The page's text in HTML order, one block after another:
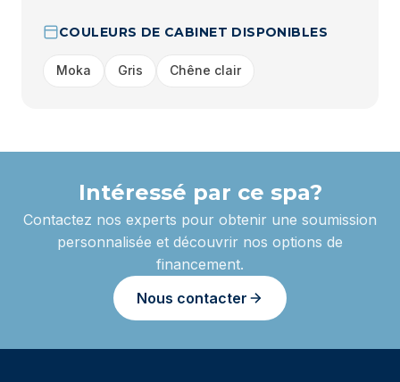
COULEURS DE CABINET DISPONIBLES
Moka Gris Chêne clair
Intéressé par ce spa?
Contactez nos experts pour obtenir une soumission
personnalisée et découvrir nos options de
financement.
Nous contacter